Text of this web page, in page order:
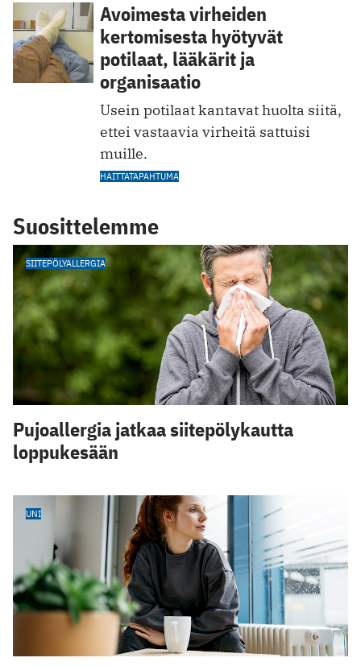
Avoimesta virheiden
kertomisesta hyötyvät
potilaat, lääkärit ja
organisaatio
Usein potilaat kantavat huolta siitä,
ettei vastaavia virheitä sattuisi
muille.
HAITTATAPAHTUMA
Suosittelemme
SIITEPÖLYALLERGIA
Pujoallergia jatkaa siitepölykautta
loppukesään
UNI